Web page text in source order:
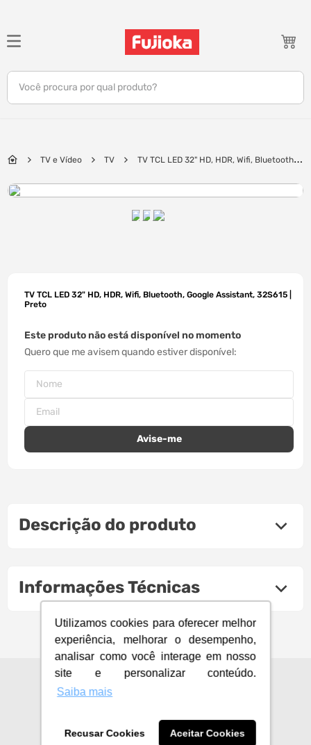
Utilizamos cookies para oferecer melhor
experiência, melhorar o desempenho,
analisar como você interage em nosso
site e personalizar conteúdo.
Saiba mais
Recusar Cookies Aceitar Cookies
Você procura por qual produto?
TV e Vídeo TV
TV TCL LED 32" HD, HDR, Wifi, Bluetooth,
TV TCL LED 32" HD, HDR, Wifi, Bluetooth, Google Assistant, 32S615 |
Preto
Este produto não está disponível no momento
Quero que me avisem quando estiver disponível
Descrição do produto
Informações Técnicas
CENTRAL DE ATENDIMENTO
sac@fujioka.inf.br
Horário de Atendimento:
TERMOS MAIS BUSCADOS
1º
notebook
5º
tablet
7º
10
fone